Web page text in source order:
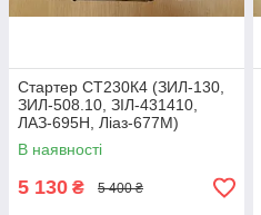
Стартер СТ230К4 (ЗИЛ-130,
ЗИЛ-508.10, ЗІЛ-431410,
ЛАЗ-695Н, Ліаз-677М)
В наявності
5 130 ₴ 5 400 ₴